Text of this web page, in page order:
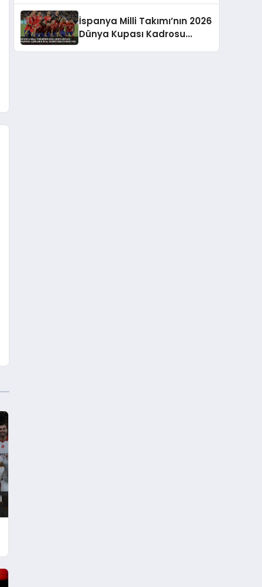
İspanya Milli Takımı’nın 2026
Dünya Kupası Kadrosu